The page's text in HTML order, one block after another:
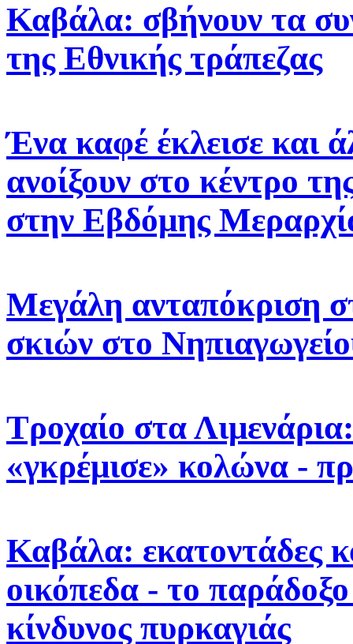
Καβάλα: σβήνουν τα
της Εθνικής τράπεζας
Ένα καφέ έκλεισε και
ανοίξουν στο κέντρο
στην Εβδόμης
Μεγάλη ανταπόκριση
σκιών στο
Τροχαίο στα
«γκρέμισε» κολώνα -
Καβάλα: εκατοντάδες
οικόπεδα - το
κίνδυνος πυρκαγιάς